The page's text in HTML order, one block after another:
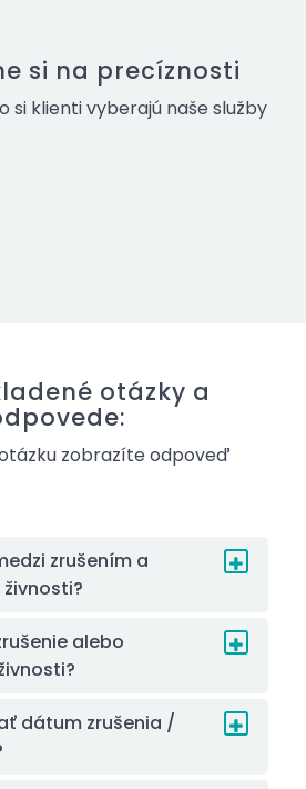
si na precíznosti
si klienti vyberajú naše služby
otázky a
zobrazíte odpoveď
zrušením a
alebo
dátum zrušenia /